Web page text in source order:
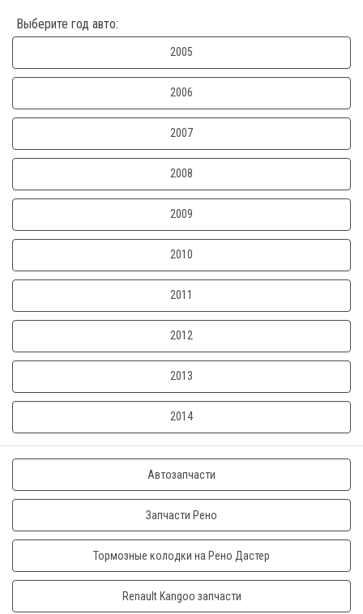
Выберите год авто:
2005
2006
2007
2008
2009
2010
2011
2012
2013
2014
Автозапчасти
Запчасти Рено
Тормозные колодки на Рено Дастер
Renault Kangoo запчасти